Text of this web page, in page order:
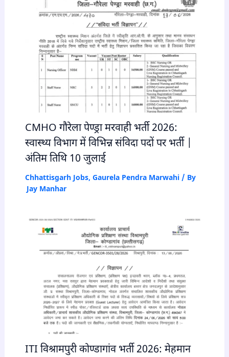
CMHO गौरेला पेण्ड्रा मरवाही भर्ती 2026:
स्वास्थ्य विभाग में विभिन्न संविदा पदों पर भर्ती |
अंतिम तिथि 10 जुलाई
Chhattisgarh Jobs, Gaurela Pendra Marwahi/ By
Jay Manhar
ITI विश्रामपुरी कोण्डागांव भर्ती 2026: मेहमान